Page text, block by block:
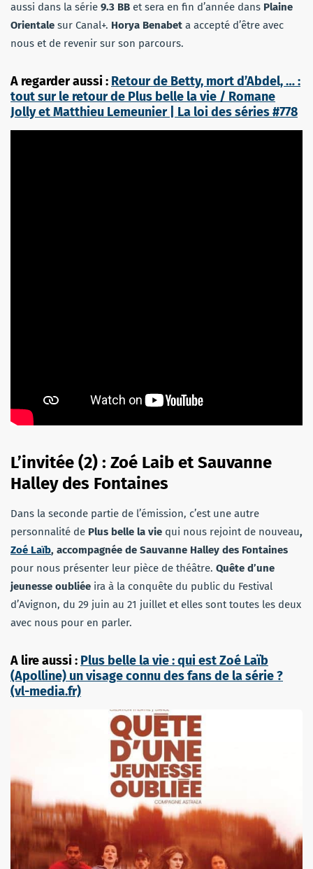
aussi dans la série 9.3 BB et sera en fin d’année dans Plaine
Orientale sur Canal+. Horya Benabet a accepté d’être avec
nous et de revenir sur son parcours.
A regarder aussi : Retour de Betty, mort d’Abdel, … :
tout sur le retour de Plus belle la vie / Romane
Jolly et Matthieu Lemeunier | La loi des séries #778
L’invitée (2) : Zoé Laib et Sauvanne
Halley des Fontaines
Dans la seconde partie de l’émission, c’est une autre
personnalité de Plus belle la vie qui nous rejoint de nouveau,
Zoé Laïb, accompagnée de Sauvanne Halley des Fontaines
pour nous présenter leur pièce de théâtre. Quête d’une
jeunesse oubliée ira à la conquête du public du Festival
d’Avignon, du 29 juin au 21 juillet et elles sont toutes les deux
avec nous pour en parler.
A lire aussi : Plus belle la vie : qui est Zoé Laïb
(Apolline) un visage connu des fans de la série ?
(vl-media.fr)